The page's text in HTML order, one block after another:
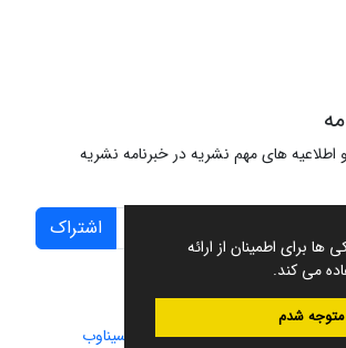
برای اطمینان از ارائه
می کند.
متوجه شدم
اطلاعیه های مهم نشریه در خبرنامه نشریه
اشتراک
علمی.طراحی و پیاده سازی از سیناوب